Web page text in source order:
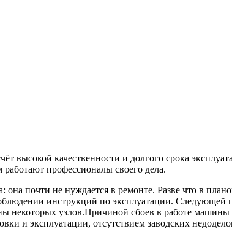
качественности и долгого срока
профессионалы своего дела.
почти не нуждается в ремонте. Разве что в
инструкций по эксплуатации. Следующей
некоторых узлов.Причиной сбоев в работе
и эксплуатации, отсутствием заводских